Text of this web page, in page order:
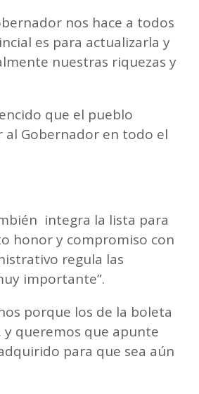
nos hace a todos
es para actualizarla y
nuestras riquezas y
que el pueblo
al Gobernador en todo el
integra la lista para
honor y compromiso con
regula las
importante”.
porque los de la boleta
queremos que apunte
para que sea aún